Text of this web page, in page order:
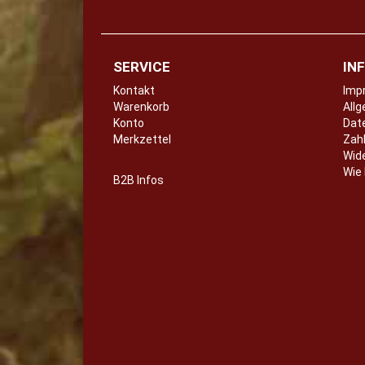
SERVICE
Kontakt
Warenkorb
Konto
Merkzettel
B2B Infos